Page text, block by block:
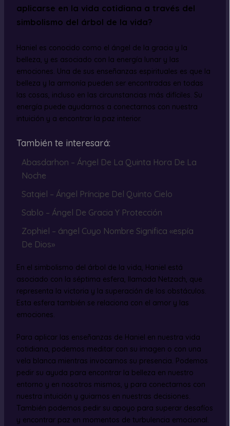
aplicarse en la vida cotidiana a través del
simbolismo del árbol de la vida?
Haniel es conocido como el ángel de la gracia y la
belleza, y es asociado con la energía lunar y las
emociones. Una de sus enseñanzas espirituales es que la
belleza y la armonía pueden ser encontradas en todas
las cosas, incluso en las circunstancias más difíciles. Su
energía puede ayudarnos a conectarnos con nuestra
intuición y a encontrar la paz interior.
También te interesará:
Abasdarhon – Ángel De La Quinta Hora De La
Noche
Satqiel – Ángel Príncipe Del Quinto Cielo
Sablo – Ángel De Gracia Y Protección
Zophiel – ángel Cuyo Nombre Significa «espía
De Dios»
En el simbolismo del árbol de la vida, Haniel está
asociado con la séptima esfera, llamada Netzach, que
representa la victoria y la superación de los obstáculos.
Esta esfera también se relaciona con el amor y las
emociones.
Para aplicar las enseñanzas de Haniel en nuestra vida
cotidiana, podemos meditar con su imagen o con una
vela blanca mientras invocamos su presencia. Podemos
pedir su ayuda para encontrar la belleza en nuestro
entorno y en nosotros mismos, y para conectarnos con
nuestra intuición y guiarnos en nuestras decisiones.
También podemos pedir su apoyo para superar desafíos
y encontrar paz en momentos de turbulencia emocional.